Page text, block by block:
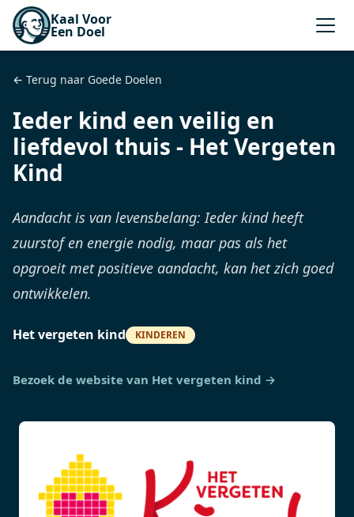
Kaal Voor
Een Doel
← Terug naar Goede Doelen
Ieder kind een veilig en
liefdevol thuis - Het Vergeten
Kind
Aandacht is van levensbelang: Ieder kind heeft
zuurstof en energie nodig, maar pas als het
opgroeit met positieve aandacht, kan het zich goed
ontwikkelen.
Het vergeten kind KINDEREN
Bezoek de website van Het vergeten kind →